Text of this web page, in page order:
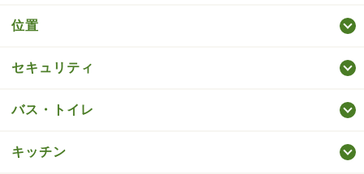
位置
セキュリティ
バス・トイレ
キッチン